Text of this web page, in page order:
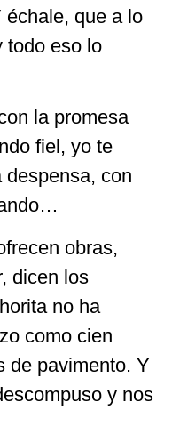
échale, que a lo
todo eso lo
la promesa
fiel, yo te
despensa, con
obras,
dicen los
no ha
como cien
de pavimento. Y
y nos